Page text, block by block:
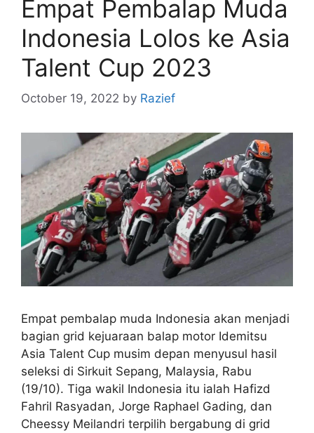
Empat Pembalap Muda
Indonesia Lolos ke Asia
Talent Cup 2023
October 19, 2022 by Razief
Empat pembalap muda Indonesia akan menjadi
bagian grid kejuaraan balap motor Idemitsu
Asia Talent Cup musim depan menyusul hasil
seleksi di Sirkuit Sepang, Malaysia, Rabu
(19/10). Tiga wakil Indonesia itu ialah Hafizd
Fahril Rasyadan, Jorge Raphael Gading, dan
Cheessy Meilandri terpilih bergabung di grid